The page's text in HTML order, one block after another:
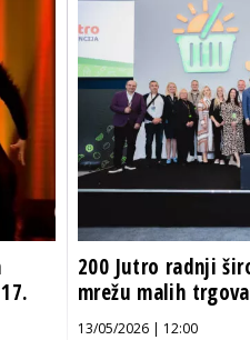
200 Jutro radnji
mrežu malih
13/05/2026 | 12:00